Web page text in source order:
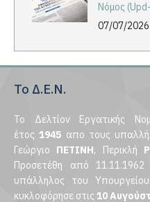
Νόμος
07/07/2026
Το Δ.Ε.Ν.
Το Δελτίον Εργατικής
έτος1945 απο τους
Γεώργιο ΠΕΤΙΝΗ, Περικλή
Προσετέθη από 11.11.1962
υπάλληλος του
κυκλοφόρησε στις 10